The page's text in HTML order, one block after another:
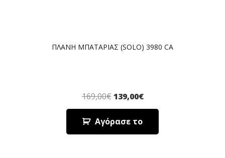
ΠΛΑΝΗ ΜΠΑΤΑΡΙΑΣ (SOLO) 3980 CA
169,00€ 139,00€
Αγόρασε το